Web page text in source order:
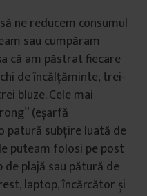
ne reducem consumul
sau cumpăram
că am păstrat fiecare
de încălțăminte, trei-
bluze. Cele mai
(eșarfă
patură subțire luată de
puteam folosi pe post
plajă sau pătură de
laptop, încărcător și